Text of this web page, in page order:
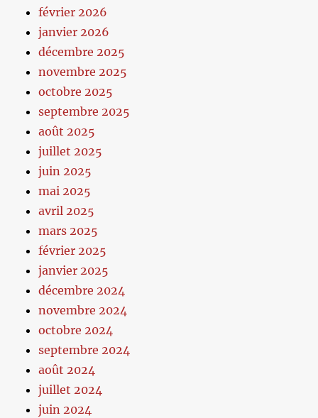
février 2026
janvier 2026
décembre 2025
novembre 2025
octobre 2025
septembre 2025
août 2025
juillet 2025
juin 2025
mai 2025
avril 2025
mars 2025
février 2025
janvier 2025
décembre 2024
novembre 2024
octobre 2024
septembre 2024
août 2024
juillet 2024
juin 2024